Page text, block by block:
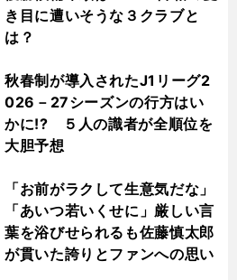
き目に遭いそうな３クラブと
は？
秋春制が導入されたJ1リーグ2
026－27シーズンの行方はい
かに!? ５人の識者が全順位を
大胆予想
「お前がラクして生意気だな」
「あいつ若いくせに」厳しい言
葉を浴びせられるも佐藤慎太郎
が貫いた誇りとファンへの思い